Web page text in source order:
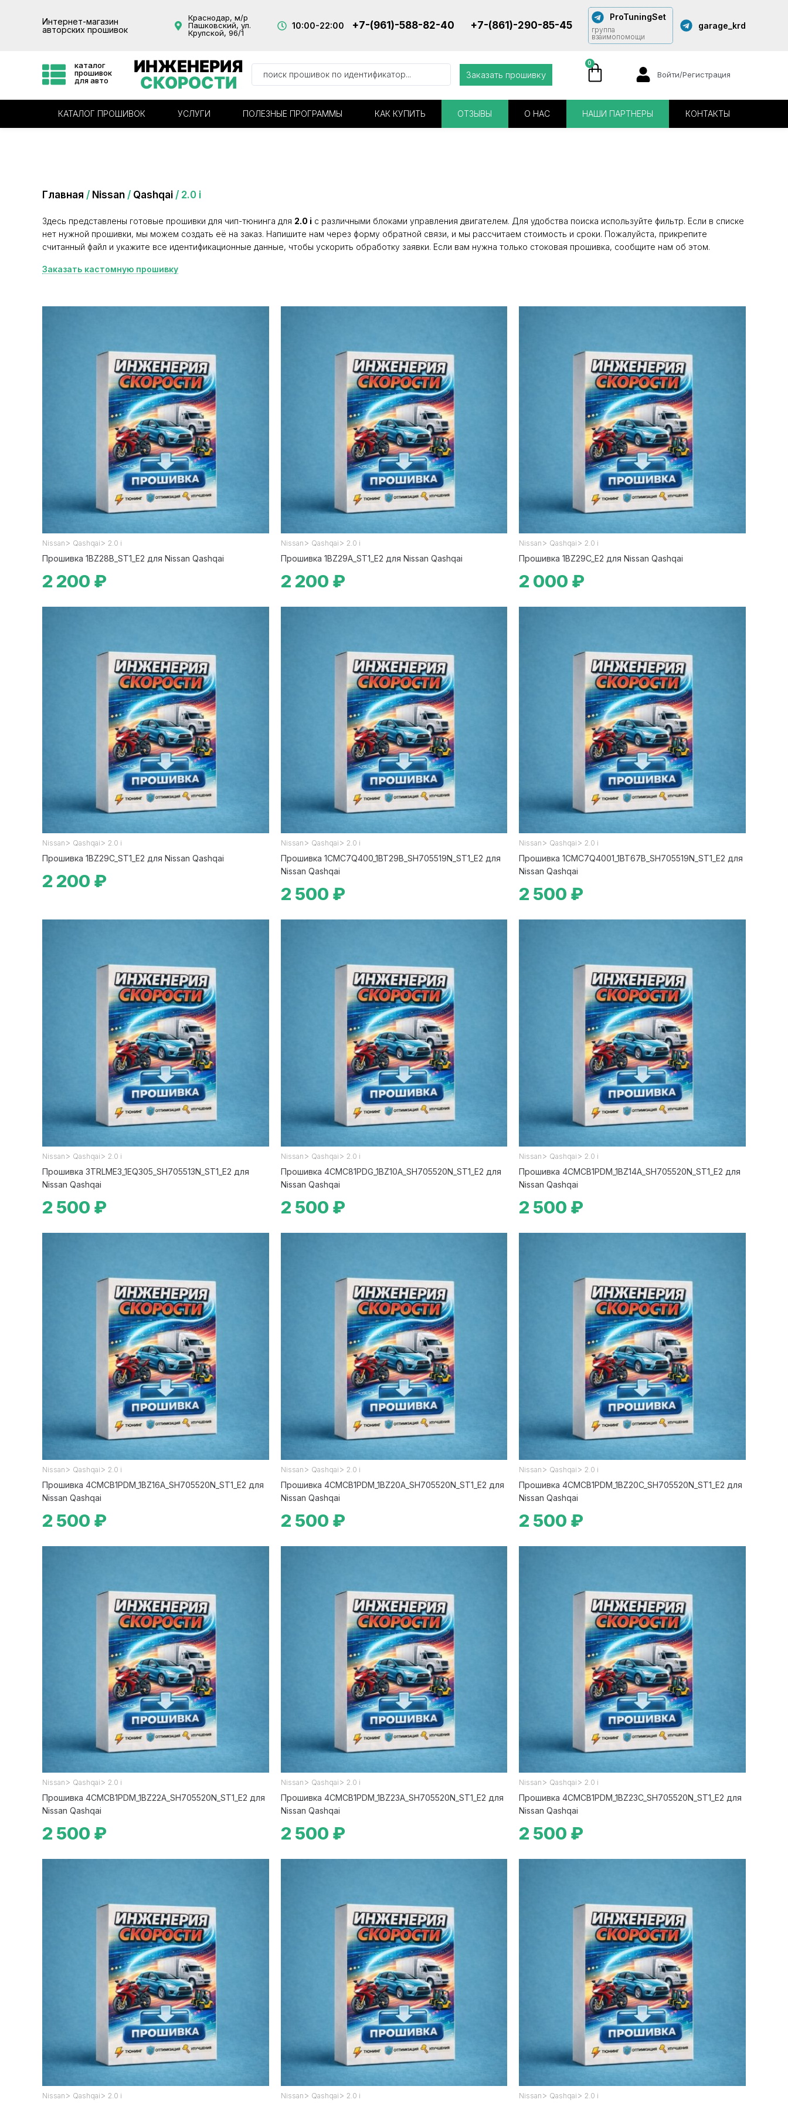
Интернет-магазин
авторских прошивок
Краснодар, м/р
Пашковский, ул.
Крупской, 96/1
10:00-22:00 +7-(961)-588-82-40 +7-(861)-290-85-45
ProTuningSet
группа
взаимопомощи
garage_krd
каталог
прошивок
для авто
ИНЖЕНЕРИЯ
СКОРОСТИ
Заказать прошивку
0
Войти/Регистрация
КАТАЛОГ ПРОШИВОК УСЛУГИ ПОЛЕЗНЫЕ ПРОГРАММЫ КАК КУПИТЬ ОТЗЫВЫ О НАС НАШИ ПАРТНЕРЫ КОНТАКТЫ
Главная / Nissan / Qashqai / 2.0 i
Здесь представлены готовые прошивки для чип-тюнинга для 2.0 i с различными блоками управления двигателем. Для удобства поиска используйте фильтр. Если в списке
нет нужной прошивки, мы можем создать её на заказ. Напишите нам через форму обратной связи, и мы рассчитаем стоимость и сроки. Пожалуйста, прикрепите
считанный файл и укажите все идентификационные данные, чтобы ускорить обработку заявки. Если вам нужна только стоковая прошивка, сообщите нам об этом.
Заказать кастомную прошивку
Nissan > Qashqai > 2.0 i
Прошивка 1BZ28B_ST1_E2 для Nissan Qashqai
2 200 ₽
Nissan > Qashqai > 2.0 i
Прошивка 1BZ29A_ST1_E2 для Nissan Qashqai
2 200 ₽
Nissan > Qashqai > 2.0 i
Прошивка 1BZ29C_E2 для Nissan Qashqai
2 000 ₽
Nissan > Qashqai > 2.0 i
Прошивка 1BZ29C_ST1_E2 для Nissan Qashqai
2 200 ₽
Nissan > Qashqai > 2.0 i
Прошивка 1CMC7Q400_1BT29B_SH705519N_ST1_E2 для
Nissan Qashqai
2 500 ₽
Nissan > Qashqai > 2.0 i
Прошивка 1CMC7Q4001_1BT67B_SH705519N_ST1_E2 для
Nissan Qashqai
2 500 ₽
Nissan > Qashqai > 2.0 i
Прошивка 3TRLME3_1EQ305_SH705513N_ST1_E2 для
Nissan Qashqai
2 500 ₽
Nissan > Qashqai > 2.0 i
Прошивка 4CMC81PDG_1BZ10A_SH705520N_ST1_E2 для
Nissan Qashqai
2 500 ₽
Nissan > Qashqai > 2.0 i
Прошивка 4CMCB1PDM_1BZ14A_SH705520N_ST1_E2 для
Nissan Qashqai
2 500 ₽
Nissan > Qashqai > 2.0 i
Прошивка 4CMCB1PDM_1BZ16A_SH705520N_ST1_E2 для
Nissan Qashqai
2 500 ₽
Nissan > Qashqai > 2.0 i
Прошивка 4CMCB1PDM_1BZ20A_SH705520N_ST1_E2 для
Nissan Qashqai
2 500 ₽
Nissan > Qashqai > 2.0 i
Прошивка 4CMCB1PDM_1BZ20C_SH705520N_ST1_E2 для
Nissan Qashqai
2 500 ₽
Nissan > Qashqai > 2.0 i
Прошивка 4CMCB1PDM_1BZ22A_SH705520N_ST1_E2 для
Nissan Qashqai
2 500 ₽
Nissan > Qashqai > 2.0 i
Прошивка 4CMCB1PDM_1BZ23A_SH705520N_ST1_E2 для
Nissan Qashqai
2 500 ₽
Nissan > Qashqai > 2.0 i
Прошивка 4CMCB1PDM_1BZ23C_SH705520N_ST1_E2 для
Nissan Qashqai
2 500 ₽
Nissan > Qashqai > 2.0 i Nissan > Qashqai > 2.0 i Nissan > Qashqai > 2.0 i